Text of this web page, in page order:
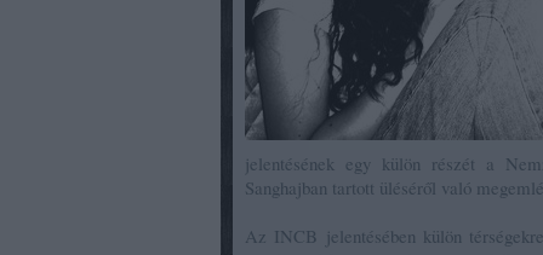
jelentésének egy külön részét a
Sanghajban tartott üléséről való
Az INCB jelentésében külön